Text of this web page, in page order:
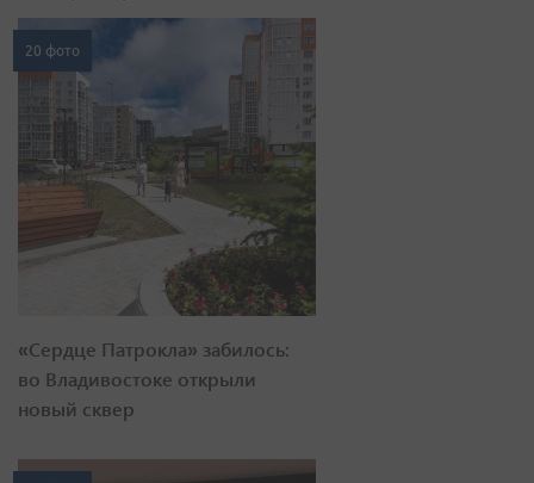
20 фото
«Сердце Патрокла» забилось:
во Владивостоке открыли
новый сквер